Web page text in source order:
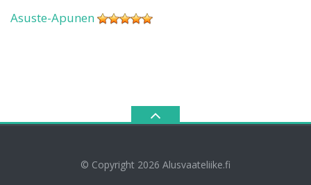
Asuste-Apunen
© Copyright 2026 Alusvaateliike.fi